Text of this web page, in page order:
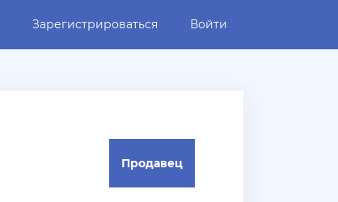
Зарегистрироваться Войти
Продавец